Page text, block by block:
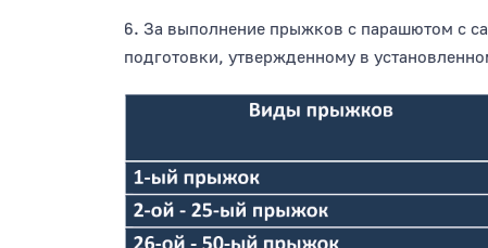
6. За выполнение прыжков с парашютом с
подготовки, утвержденному в